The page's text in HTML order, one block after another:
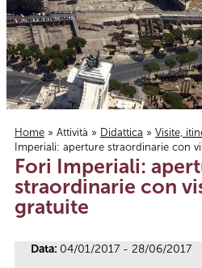
Tu sei qui
Home » Attività » Didattica » Visite,
Imperiali: aperture straordinarie con
Fori Imperiali:
straordinarie con
gratuite
Data: 04/01/2017 - 28/06/2017